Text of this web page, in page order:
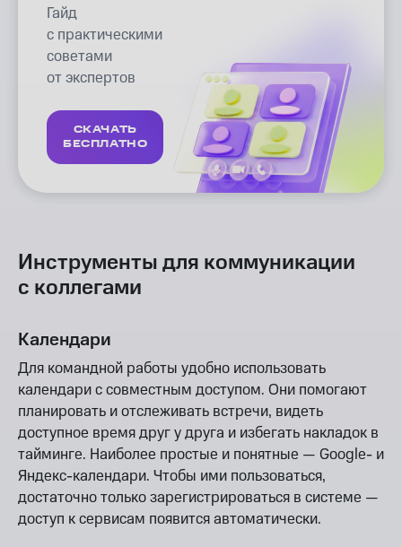
Гайд
с практическими
советами
от экспертов
СКАЧАТЬ
БЕСПЛАТНО
Инструменты для коммуникации
с коллегами
Календари
Для командной работы удобно использовать
календари с совместным доступом. Они помогают
планировать и отслеживать встречи, видеть
доступное время друг у друга и избегать накладок в
тайминге. Наиболее простые и понятные — Google- и
Яндекс-календари. Чтобы ими пользоваться,
достаточно только зарегистрироваться в системе —
доступ к сервисам появится автоматически.